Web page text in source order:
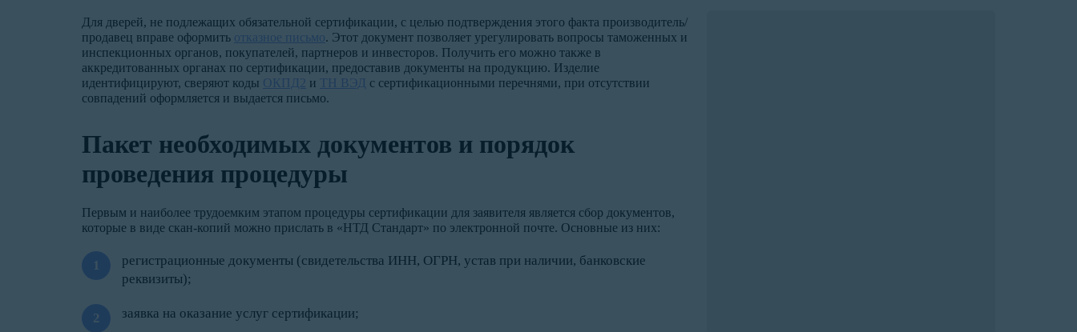
Для дверей, не подлежащих обязательной сертификации, с целью подтверждения этого факта производитель/
продавец вправе оформить отказное письмо. Этот документ позволяет урегулировать вопросы таможенных и
инспекционных органов, покупателей, партнеров и инвесторов. Получить его можно также в
аккредитованных органах по сертификации, предоставив документы на продукцию. Изделие
идентифицируют, сверяют коды ОКПД2 и ТН ВЭД с сертификационными перечнями, при отсутствии
совпадений оформляется и выдается письмо.
Пакет необходимых документов и порядок
проведения процедуры
Первым и наиболее трудоемким этапом процедуры сертификации для заявителя является сбор документов,
которые в виде скан-копий можно прислать в «НТД Стандарт» по электронной почте. Основные из них:
регистрационные документы (свидетельства ИНН, ОГРН, устав при наличии, банковские
реквизиты);
заявка на оказание услуг сертификации;